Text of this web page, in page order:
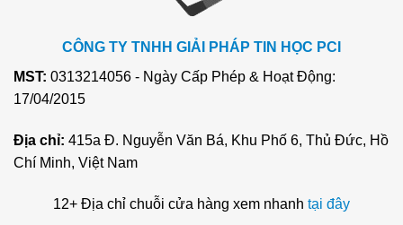
CÔNG TY TNHH GIẢI PHÁP TIN HỌC PCI
MST: 0313214056 - Ngày Cấp Phép & Hoạt Động:
17/04/2015
Địa chỉ: 415a Đ. Nguyễn Văn Bá, Khu Phố 6, Thủ Đức, Hồ
Chí Minh, Việt Nam
12+ Địa chỉ chuỗi cửa hàng xem nhanh tại đây